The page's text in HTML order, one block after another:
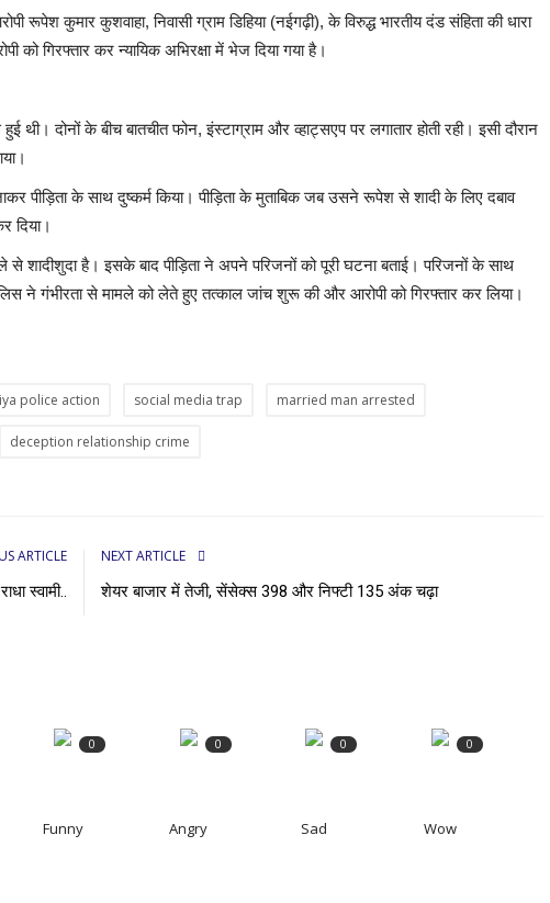
रूपेश कुमार कुशवाहा, निवासी ग्राम डिहिया (नईगढ़ी), के विरुद्ध भारतीय दंड संहिता की धारा
को गिरफ्तार कर न्यायिक अभिरक्षा में भेज दिया गया है।
थी। दोनों के बीच बातचीत फोन, इंस्टाग्राम और व्हाट्सएप पर लगातार होती रही। इसी दौरान
पीड़िता के साथ दुष्कर्म किया। पीड़िता के मुताबिक जब उसने रूपेश से शादी के लिए दबाव
दिया।
है। इसके बाद पीड़िता ने अपने परिजनों को पूरी घटना बताई। परिजनों के साथ
ने गंभीरता से मामले को लेते हुए तत्काल जांच शुरू की और आरोपी को गिरफ्तार कर लिया।
police action social media trap married man arrested
deception relationship crime
ARTICLE
स्वामी..
NEXT ARTICLE
शेयर बाजार में तेजी, सेंसेक्स 398 और निफ्टी 135 अंक चढ़ा
0
Funny
0
Angry
0
Sad
0
Wow